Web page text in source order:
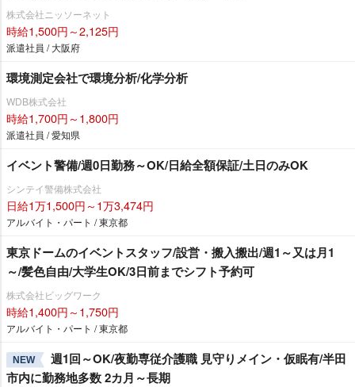
株式会社ニッソーネット
時給1,500円～2,125円
派遣社員 / 大阪府
環境測定会社で環境分析/化学分析
WDB株式会社
時給1,700円～1,800円
派遣社員 / 愛知県
イベント警備/週0日勤務～OK/日給全額保証/土日のみOK
シンテイ警備株式会社
日給1万1,500円～1万3,474円
アルバイト・パート / 東京都
東京ドームのイベントスタッフ/設営・搬入搬出/週1～又は月1
～/髪色自由/大学生OK/3日前までシフト予約可
株式会社ビッグワーク
時給1,400円～1,750円
アルバイト・パート / 東京都
NEW
週1回～OK/夜勤専従介護職 見守りメイン・仮眠有/半田
市内に勤務地多数 2カ月～長期